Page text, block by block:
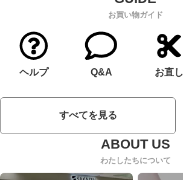
お買い物ガイド
ヘルプ Q&A お直し
すべてを見る
わたしたちについて